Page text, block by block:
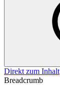
Direkt zum Inhalt
Breadcrumb